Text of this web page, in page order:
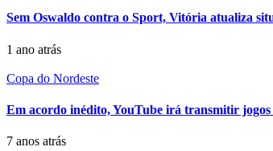
Sem Oswaldo contra o Sport, Vitória atualiza
1 ano atrás
Copa do Nordeste
Em acordo inédito, YouTube irá transmitir jogos
7 anos atrás